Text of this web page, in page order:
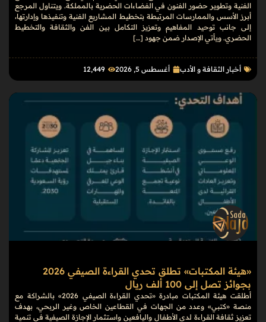
الفنية وتطوير حضور الفنون في الفضاءات الحضرية بالمملكة. ويتناول المرجع
أبرز الأسس والممارسات المرتبطة بتخطيط المشاريع الفنية وتنفيذها وإدارتها،
إلى جانب توحيد المفاهيم وتعزيز التكامل بين الفن والثقافة والتخطيط
الحضري. ويأتي الإصدار ضمن جهود […]
أخبار الثقافة و الأدب أغسطس 5, 2026 12٬449
«هيئة المكتبات» تطلق تحدي القراءة الصيفي 2026
بجوائز تصل إلى 100 ألف ريال
أطلقت هيئة المكتبات مبادرة «تحدي القراءة الصيفي 2026» بالشراكة مع
منصة «كتبي» وعدد من الجهات في القطاعين الخاص وغير الربحي، بهدف
تعزيز ثقافة القراءة لدى الأطفال واليافعين واستثمار الإجازة الصيفية في تنمية